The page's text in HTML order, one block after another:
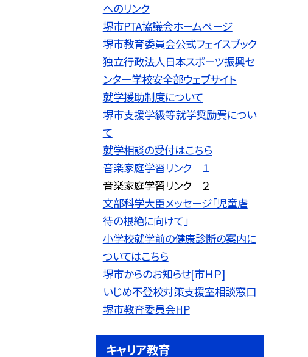
へのリンク
堺市PTA協議会ホームページ
堺市教育委員会公式フェイスブック
独立行政法人日本スポーツ振興セ
ンター学校安全部ウェブサイト
就学援助制度について
堺市支援学級等就学奨励費につい
て
就学相談の受付はこちら
音楽家庭学習リンク １
音楽家庭学習リンク ２
文部科学大臣メッセージ「児童虐
待の根絶に向けて」
小学校就学前の健康診断の案内に
ついてはこちら
堺市からのお知らせ[市ＨＰ]
いじめ不登校対策支援室相談窓口
堺市教育委員会HP
キャリア教育